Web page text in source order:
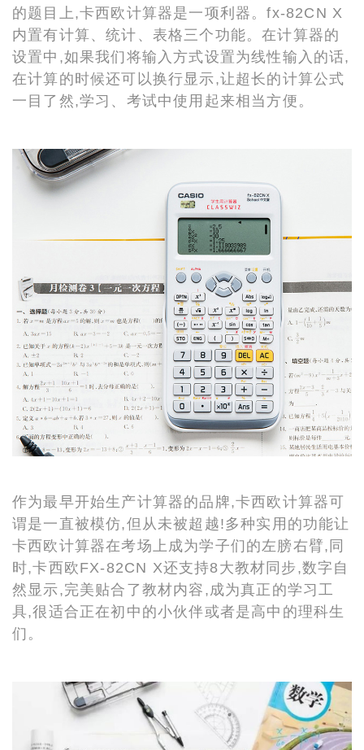
的题目上,卡西欧计算器是一项利器。fx-82CN X
内置有计算、统计、表格三个功能。在计算器的
设置中,如果我们将输入方式设置为线性输入的话,
在计算的时候还可以换行显示,让超长的计算公式
一目了然,学习、考试中使用起来相当方便。
作为最早开始生产计算器的品牌,卡西欧计算器可
谓是一直被模仿,但从未被超越!多种实用的功能让
卡西欧计算器在考场上成为学子们的左膀右臂,同
时,卡西欧FX-82CN X还支持8大教材同步,数字自
然显示,完美贴合了教材内容,成为真正的学习工
具,很适合正在初中的小伙伴或者是高中的理科生
们。